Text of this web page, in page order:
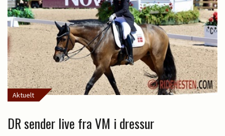
Aktuelt
DR sender live fra VM i dressur